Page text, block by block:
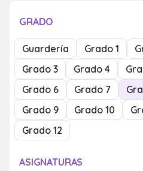
GRADO
Guardería Grado 1
Grado 3
Grado 4
Grado 6
Grado 7
Grado 9
Grado 10
Grado 12
ASIGNATURAS